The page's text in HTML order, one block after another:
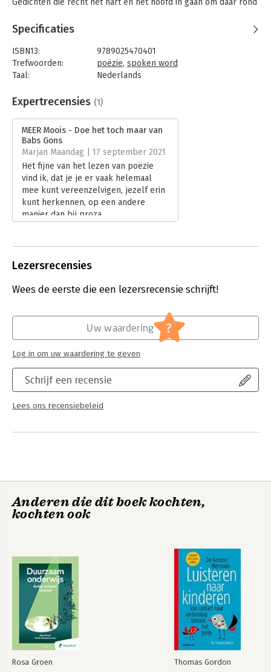
Gedichten die recht het hart en het hoofd in gaan om daar rond
slavernijverleden, afkomst, de liefde in al haar
verscheidenheid, of de kwetsbare positie van de kunsten, al
deze uiteenlopende thema’s zijn onder één lemma te brengen:
Het Leven zelf, in al zijn kleuren en facetten. Nooit omfloerst,
niet bang de dingen bij de naam te noemen.
‘Doe het toch maar’ als levenshouding, universeel door het
persoonlijke, hoogst actueel en tegelijk tijdloos, en wars van
hokjesdenken.
Specificaties
ISBN13:
9789025470401
Trefwoorden:
poëzie, spoken word
Taal:
Nederlands
Aantal pagina's:
96
Druk:
Verschijningsdatum:
19-9-2021
Hoofdrubriek: Literatuur en romans
Expertrecensies (1)
MEER Moois - Doe het toch maar van
Babs Gons
Marjan Maandag | 17 september 2021
Het fijne van het lezen van poëzie
vind ik, dat je je er vaak helemaal
mee kunt vereenzelvigen, jezelf erin
kunt herkennen, op een andere
manier dan bij proza.
Lezersrecensies
Wees de eerste die een lezersrecensie schrijft!
Schrijf een recensie
Lees ons recensiebeleid
Uw waardering ?
Log in om uw waardering te geven
Anderen die dit boek kochten,
kochten ook
Rosa Groen Thomas Gordon